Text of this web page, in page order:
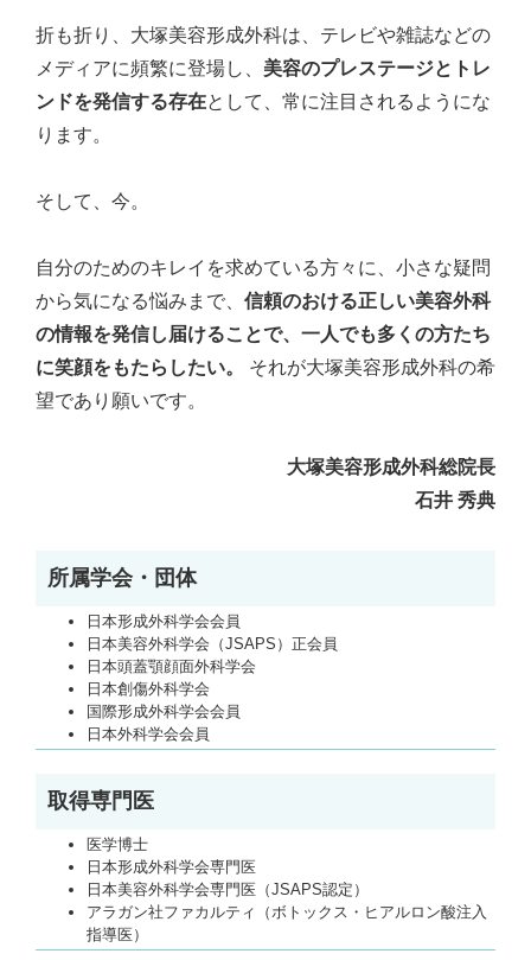
折も折り、大塚美容形成外科は、テレビや雑誌などの
メディアに頻繁に登場し、 美容のプレステージとトレ
ンドを発信する存在として、常に注目されるようにな
ります。
そして、今。
自分のためのキレイを求めている方々に、小さな疑問
から気になる悩みまで、 信頼のおける正しい美容外科
の情報を発信し届けることで、一人でも多くの方たち
に笑顔をもたらしたい。
それが大塚美容形成外科の希
望であり願いです。
大塚美容形成外科総院長
石井 秀典
所属学会・団体
日本形成外科学会会員
日本美容外科学会（JSAPS）正会員
日本頭蓋顎顔面外科学会
日本創傷外科学会
国際形成外科学会会員
日本外科学会会員
取得専門医
医学博士
日本形成外科学会専門医
日本美容外科学会専門医（JSAPS認定）
アラガン社ファカルティ（ボトックス・ヒアルロン酸注入
指導医）